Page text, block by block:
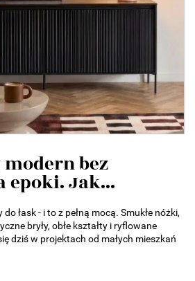
bez
epoki. Jak...
łask - i to z pełną mocą. Smukłe nóżki,
bryły, obłe kształty i ryflowane
dziś w projektach od małych mieszkań